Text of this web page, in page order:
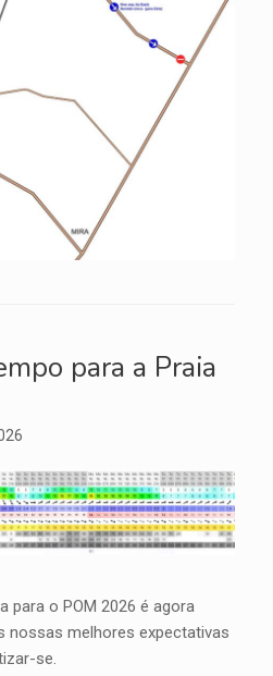
para a Praia
para o POM 2026 é agora
nossas melhores expectativas
se.